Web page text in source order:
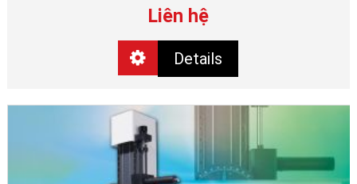
Liên hệ
Details